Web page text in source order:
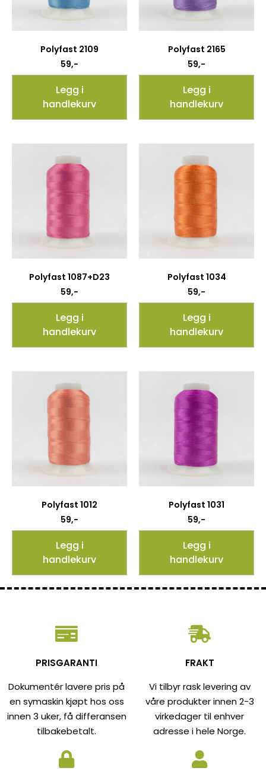
Polyfast 2109
59,-
Legg i
handlekurv
Polyfast 2165
59,-
Legg i
handlekurv
Polyfast 1087+D23
59,-
Legg i
handlekurv
Polyfast 1034
59,-
Legg i
handlekurv
Polyfast 1012
59,-
Legg i
handlekurv
Polyfast 1031
59,-
Legg i
handlekurv
PRISGARANTI
Dokumentér lavere pris på
en symaskin kjøpt hos oss
innen 3 uker, få differansen
tilbakebetalt.
FRAKT
Vi tilbyr rask levering av
våre produkter innen 2-3
virkedager til enhver
adresse i hele Norge.